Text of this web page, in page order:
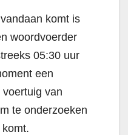
komt is
woordvoerder
05:30 uur
een
van
te onderzoeken